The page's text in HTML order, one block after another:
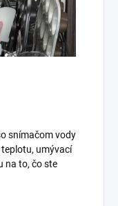
snímačom vody
umývací
na to, čo ste